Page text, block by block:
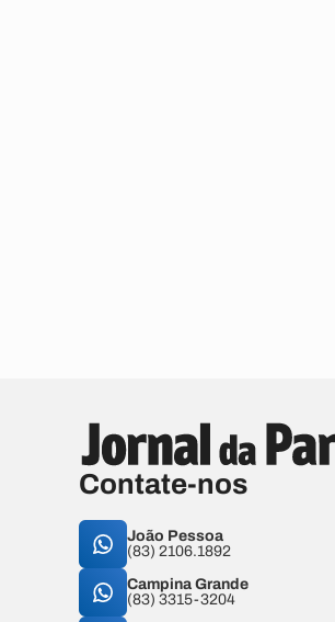
Contate-nos
João Pessoa
(83) 2106.1892
Campina Grande
(83) 3315-3204